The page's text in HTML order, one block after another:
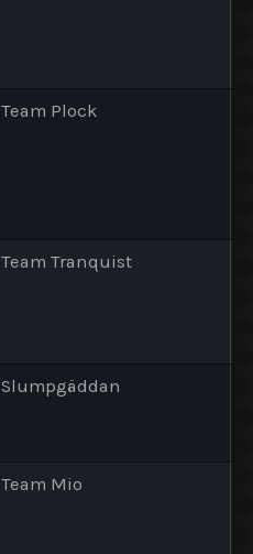
Team Plock
Team Tranquist
Slumpgäddan
Team Mio